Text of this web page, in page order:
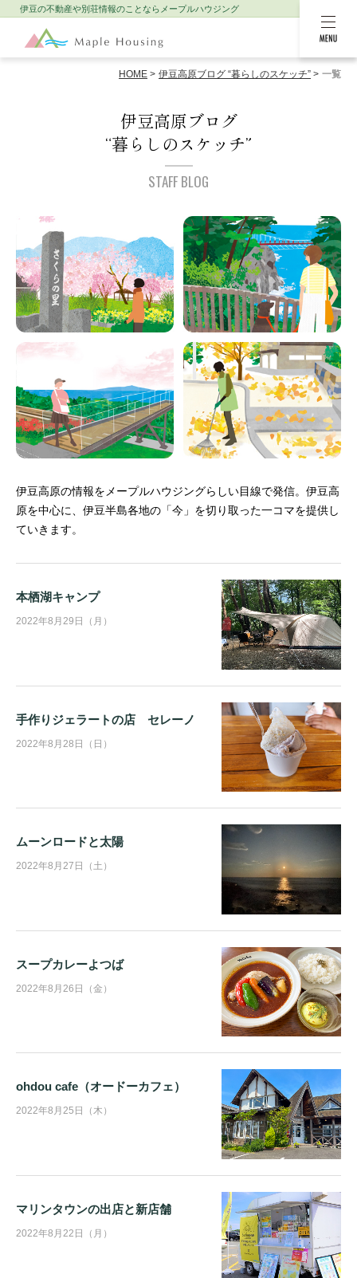
MENU
伊豆の不動産や別荘情報のことなら メープルハウジング
HOME 伊豆高原ブログ “暮らしのスケッチ” 一覧
伊豆高原ブログ
“暮らしのスケッチ”
STAFF BLOG
伊豆高原の情報をメープルハウジングらしい目線で発信。 伊豆高
原を中心に、伊豆半島各地の「今」を切り取った一コマを提供し
ていきます。
本栖湖キャンプ
2022年8月29日（月）
手作りジェラートの店 セレーノ
2022年8月28日（日）
ムーンロードと太陽
2022年8月27日（土）
スープカレーよつば
2022年8月26日（金）
ohdou cafe（オードーカフェ）
2022年8月25日（木）
マリンタウンの出店と新店舗
2022年8月22日（月）